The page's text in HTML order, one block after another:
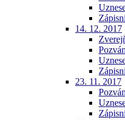
14. 12. 2017
23. 11. 2017